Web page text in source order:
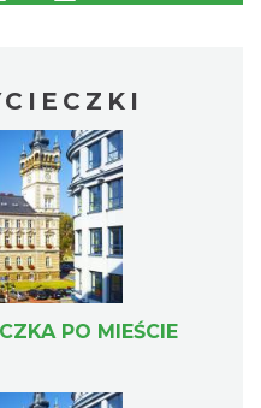
PO MIEŚCIE